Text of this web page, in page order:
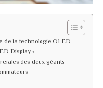
de la technologie OLED
Display »
des deux géants